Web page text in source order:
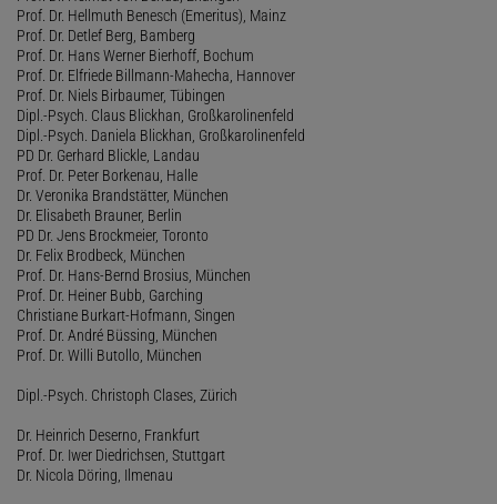
Prof. Dr. Hellmuth Benesch (Emeritus), Mainz
Prof. Dr. Detlef Berg, Bamberg
Prof. Dr. Hans Werner Bierhoff, Bochum
Prof. Dr. Elfriede Billmann-Mahecha, Hannover
Prof. Dr. Niels Birbaumer, Tübingen
Dipl.-Psych. Claus Blickhan, Großkarolinenfeld
Dipl.-Psych. Daniela Blickhan, Großkarolinenfeld
PD Dr. Gerhard Blickle, Landau
Prof. Dr. Peter Borkenau, Halle
Dr. Veronika Brandstätter, München
Dr. Elisabeth Brauner, Berlin
PD Dr. Jens Brockmeier, Toronto
Dr. Felix Brodbeck, München
Prof. Dr. Hans-Bernd Brosius, München
Prof. Dr. Heiner Bubb, Garching
Christiane Burkart-Hofmann, Singen
Prof. Dr. André Büssing, München
Prof. Dr. Willi Butollo, München
Dipl.-Psych. Christoph Clases, Zürich
Dr. Heinrich Deserno, Frankfurt
Prof. Dr. Iwer Diedrichsen, Stuttgart
Dr. Nicola Döring, Ilmenau